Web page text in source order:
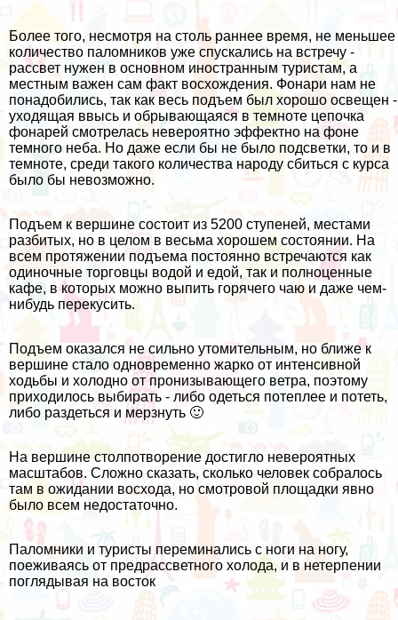
Более того, несмотря на столь раннее время, не меньшее
количество паломников уже спускались на встречу -
рассвет нужен в основном иностранным туристам, а
местным важен сам факт восхождения. Фонари нам не
понадобились, так как весь подъем был хорошо освещен -
уходящая ввысь и обрывающаяся в темноте цепочка
фонарей смотрелась невероятно эффектно на фоне
темного неба. Но даже если бы не было подсветки, то и в
темноте, среди такого количества народу сбиться с курса
было бы невозможно.
Подъем к вершине состоит из 5200 ступеней, местами
разбитых, но в целом в весьма хорошем состоянии. На
всем протяжении подъема постоянно встречаются как
одиночные торговцы водой и едой, так и полноценные
кафе, в которых можно выпить горячего чаю и даже чем-
нибудь перекусить.
Подъем оказался не сильно утомительным, но ближе к
вершине стало одновременно жарко от интенсивной
ходьбы и холодно от пронизывающего ветра, поэтому
приходилось выбирать - либо одеться потеплее и потеть,
либо раздеться и мерзнуть 🙂
На вершине столпотворение достигло невероятных
масштабов. Сложно сказать, сколько человек собралось
там в ожидании восхода, но смотровой площадки явно
было всем недостаточно.
Паломники и туристы переминались с ноги на ногу,
поеживаясь от предрассветного холода, и в нетерпении
поглядывая на восток